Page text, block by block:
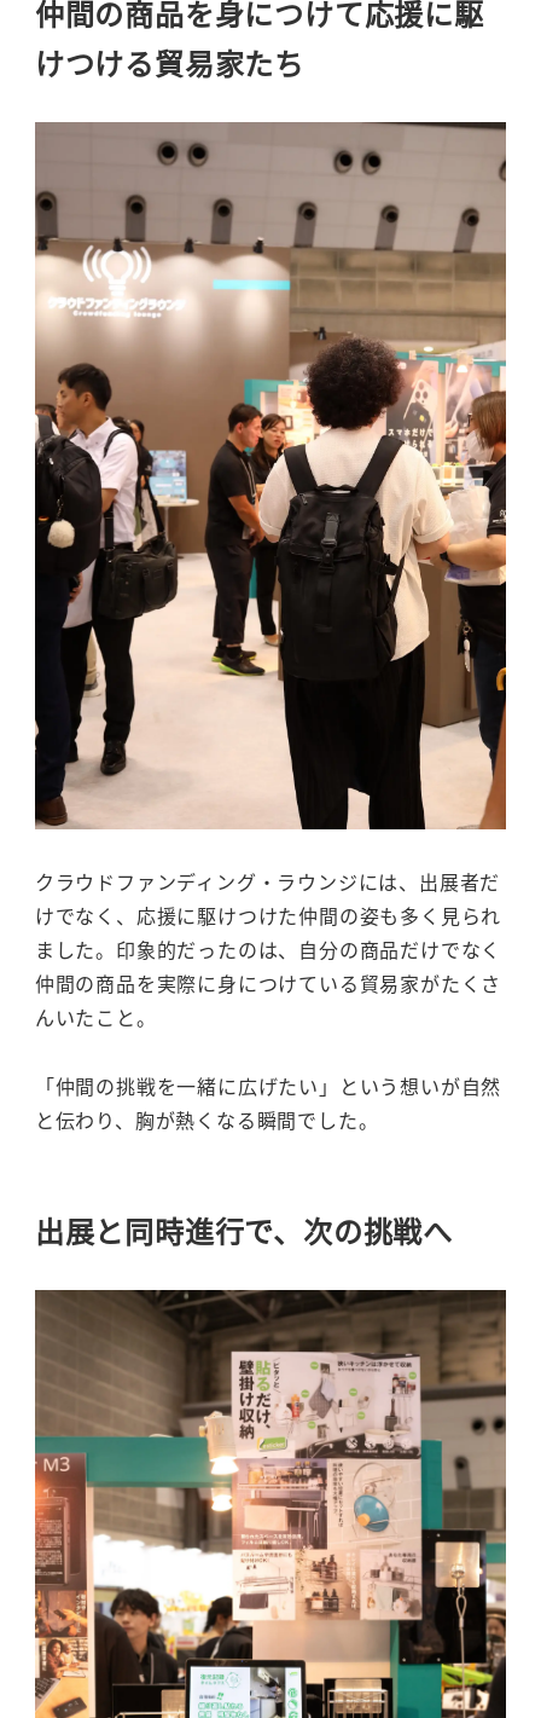
仲間の商品を身につけて応援に駆
けつける貿易家たち
クラウドファンディング・ラウンジには、出展者だ
けでなく、応援に駆けつけた仲間の姿も多く見られ
ました。印象的だったのは、自分の商品だけでなく
仲間の商品を実際に身につけている貿易家がたくさ
んいたこと。
「仲間の挑戦を一緒に広げたい」という想いが自然
と伝わり、胸が熱くなる瞬間でした。
出展と同時進行で、次の挑戦へ